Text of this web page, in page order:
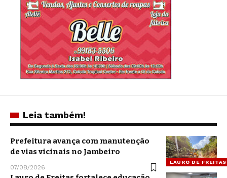
Leia também!
LAURO DE FREITAS
Prefeitura avança com manutenção
de vias vicinais no Jambeiro
07/08/2026